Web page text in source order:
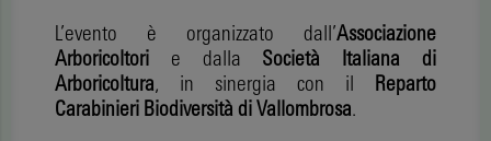
L’evento è organizzato dall’Associazione
Arboricoltori e dalla Società Italiana di
Arboricoltura, in sinergia con il Reparto
Carabinieri Biodiversità di Vallombrosa.